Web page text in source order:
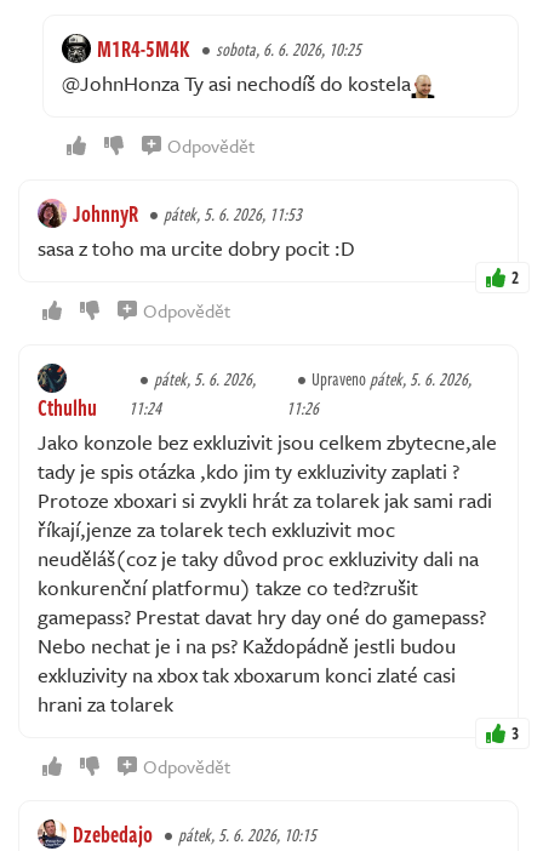
M1R4-5M4K sobota, 6. 6. 2026, 10:25
@JohnHonza Ty asi nechodíš do kostela
Odpovědět
JohnnyR pátek, 5. 6. 2026, 11:53
sasa z toho ma urcite dobry pocit :D
2
Odpovědět
Cthulhu
pátek, 5. 6. 2026,
11:24
Upravenopátek, 5. 6. 2026,
11:26
Jako konzole bez exkluzivit jsou celkem zbytecne,ale
tady je spis otázka ,kdo jim ty exkluzivity zaplati ?
Protoze xboxari si zvykli hrát za tolarek jak sami radi
říkají,jenze za tolarek tech exkluzivit moc
neuděláš(coz je taky důvod proc exkluzivity dali na
konkurenční platformu) takze co ted?zrušit
gamepass? Prestat davat hry day oné do gamepass?
Nebo nechat je i na ps? Každopádně jestli budou
exkluzivity na xbox tak xboxarum konci zlaté casi
hrani za tolarek
3
Odpovědět
Dzebedajo pátek, 5. 6. 2026, 10:15